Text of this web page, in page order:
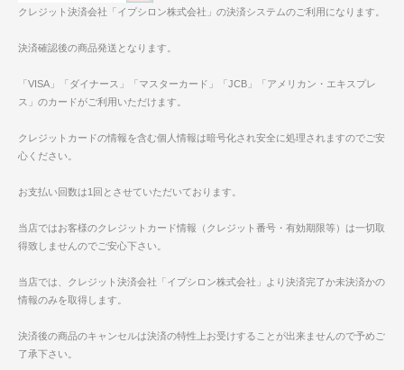
クレジット決済会社「イプシロン株式会社」の決済システムのご利用になります。
決済確認後の商品発送となります。
「VISA」「ダイナース」「マスターカード」「JCB」「アメリカン・エキスプレ
ス」のカードがご利用いただけます。
クレジットカードの情報を含む個人情報は暗号化され安全に処理されますのでご安
心ください。
お支払い回数は1回とさせていただいております。
当店ではお客様のクレジットカード情報（クレジット番号・有効期限等）は一切取
得致しませんのでご安心下さい。
当店では、クレジット決済会社「イプシロン株式会社」より決済完了か未決済かの
情報のみを取得します。
決済後の商品のキャンセルは決済の特性上お受けすることが出来ませんので予めご
了承下さい。